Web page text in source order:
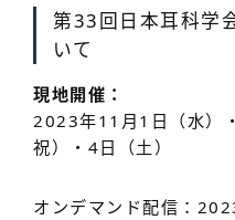
第33回日本耳科学
いて
現地開催：
2023年11月1日（水）
祝）・4日（土）
オンデマンド配信：